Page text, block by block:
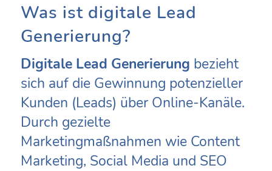
Was ist digitale Lead
Generierung?
Digitale Lead Generierung bezieht
sich auf die Gewinnung potenzieller
Kunden (Leads) über Online-Kanäle.
Durch gezielte
Marketingmaßnahmen wie Content
Marketing, Social Media und SEO